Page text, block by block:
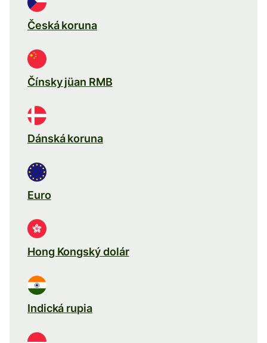
Česká koruna
Čínsky jüan RMB
Dánská koruna
Euro
Hong Kongský dolár
Indická rupia